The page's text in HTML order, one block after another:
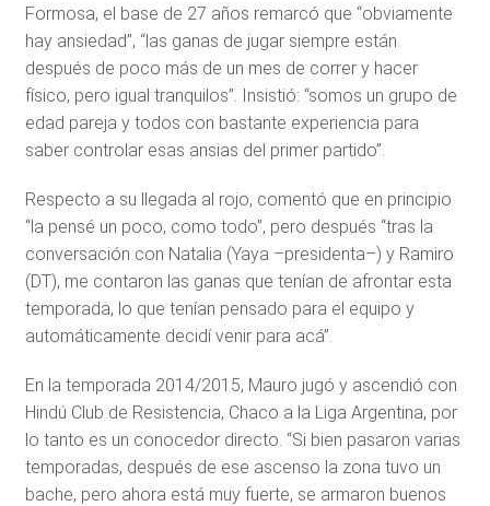
Formosa, el base de 27 años remarcó que “obviamente
hay ansiedad”, “las ganas de jugar siempre están
después de poco más de un mes de correr y hacer
físico, pero igual tranquilos”. Insistió: “somos un grupo de
edad pareja y todos con bastante experiencia para
saber controlar esas ansias del primer partido”.
Respecto a su llegada al rojo, comentó que en principio
“la pensé un poco, como todo”, pero después “tras la
conversación con Natalia (Yaya –presidenta–) y Ramiro
(DT), me contaron las ganas que tenían de afrontar esta
temporada, lo que tenían pensado para el equipo y
automáticamente decidí venir para acá”.
En la temporada 2014/2015, Mauro jugó y ascendió con
Hindú Club de Resistencia, Chaco a la Liga Argentina, por
lo tanto es un conocedor directo. “Si bien pasaron varias
temporadas, después de ese ascenso la zona tuvo un
bache, pero ahora está muy fuerte, se armaron buenos